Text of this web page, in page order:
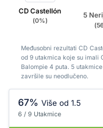
CD Castellón
(0%)
5
Međusobni rezultati CD
od 9 utakmica koje su imali
Balompie 4 puta. 5
završile su neodlučeno.
67% Više od 1.5
6 / 9 Utakmice